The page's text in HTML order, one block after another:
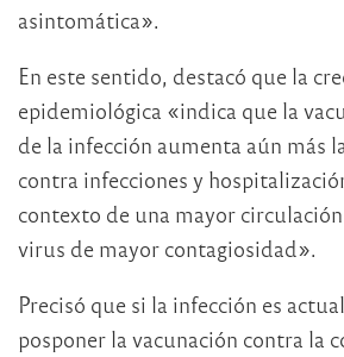
asintomática».
En este sentido, destacó que la
epidemiológica «indica que la
de la infección aumenta aún más
contra infecciones y
contexto de una mayor
virus de mayor contagiosidad».
Precisó que si la infección es
posponer la vacunación contra la